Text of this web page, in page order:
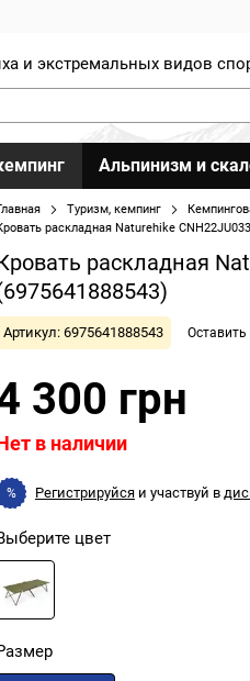
и экстремальных видов
Альпинизм и
Туризм, кемпинг
раскладная Naturehike
раскладная
Артикул: 6975641888543
300 грн
в наличии
% Регистрируйся и участвуй в
цвет